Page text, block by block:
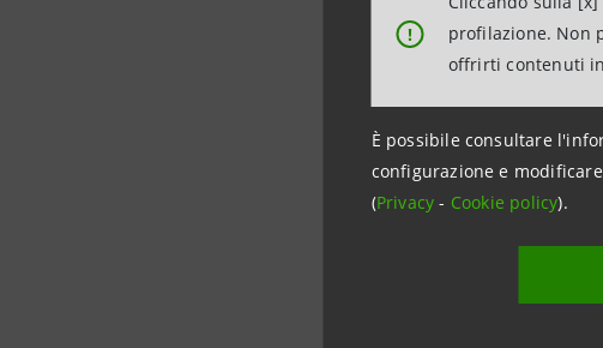
!
profilazione. Non
offrirti contenuti
È possibile consultare
configurazione e
(Privacy- Cookie policy).
Giovanni Bazoli
Repubblica
e nel 2001